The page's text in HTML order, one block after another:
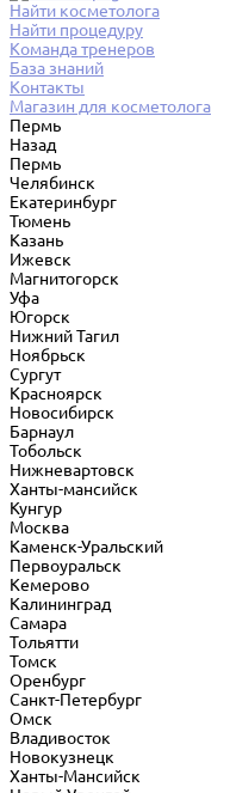
Найти косметолога
Найти процедуру
Команда тренеров
База знаний
Контакты
Магазин для косметолога
Пермь
Назад
Пермь
Челябинск
Екатеринбург
Тюмень
Казань
Ижевск
Магнитогорск
Уфа
Югорск
Нижний Тагил
Ноябрьск
Сургут
Красноярск
Новосибирск
Барнаул
Тобольск
Нижневартовск
Ханты-мансийск
Кунгур
Москва
Каменск-Уральский
Первоуральск
Кемерово
Калининград
Самара
Тольятти
Томск
Оренбург
Санкт-Петербург
Омск
Владивосток
Новокузнецк
Ханты-Мансийск